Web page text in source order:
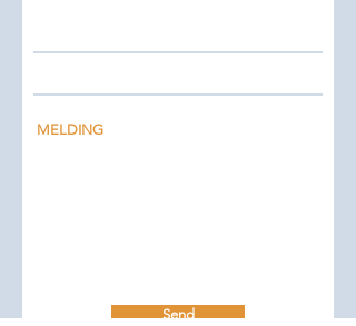
MELDING
Send